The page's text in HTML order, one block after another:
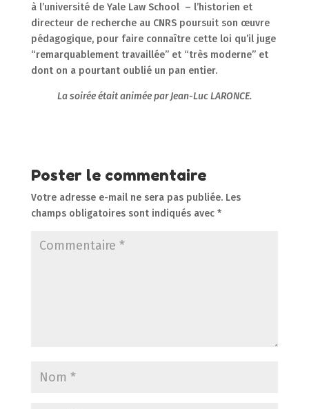
à l’université de Yale Law School – l’historien et
directeur de recherche au CNRS poursuit son œuvre
pédagogique, pour faire connaître cette loi qu’il juge
“remarquablement travaillée” et “très moderne” et
dont on a pourtant oublié un pan entier.
La soirée était animée par Jean-Luc LARONCE.
Poster le commentaire
Votre adresse e-mail ne sera pas publiée. Les
champs obligatoires sont indiqués avec *